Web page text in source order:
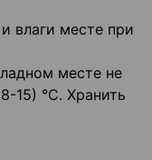
влаги месте при
месте не
15) °C. Хранить